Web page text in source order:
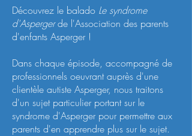
Découvrez le balado Le syndrome
d'Aspergerde l'Association des parents
d'enfants Asperger !
Dans chaque épisode, accompagné de
professionnels oeuvrant auprès d'une
clientèle autiste Asperger, nous traitons
d'un sujet particulier portant sur le
syndrome d'Asperger pour permettre aux
parents d'en apprendre plus sur le sujet.